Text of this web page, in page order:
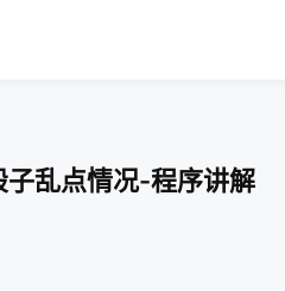
子乱点情况-程序讲解